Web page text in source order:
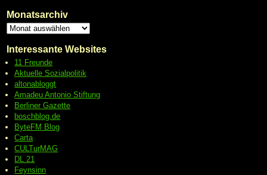
Monatsarchiv
Interessante Websites
11 Freunde
Aktuelle Sozialpolitik
altonabloggt
Amadeu Antonio Stiftung
Berliner Gazette
boschblog.de
ByteFM Blog
Carta
CULTurMAG
DL 21
Feynsinn